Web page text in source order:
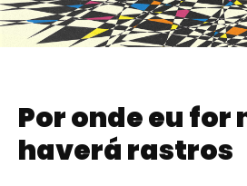
Por onde eu for
haverá rastros